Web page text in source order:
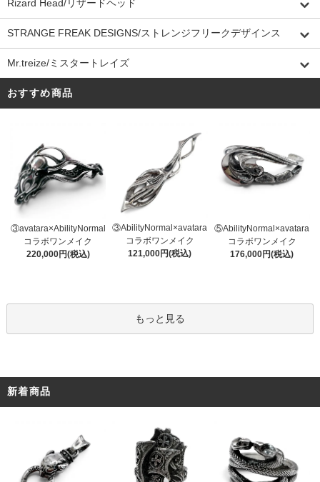
Rizard Head/リザードヘッド
STRANGE FREAK DESIGNS/ストレンジフリークデザインス
Mr.treize/ミスタートレイズ
おすすめ商品
③avatara×AbilityNormal
コラボワンメイク
220,000円(税込)
③AbilityNormal×avatara
コラボワンメイク
121,000円(税込)
⑤AbilityNormal×avatara
コラボワンメイク
176,000円(税込)
もっと見る
新着商品